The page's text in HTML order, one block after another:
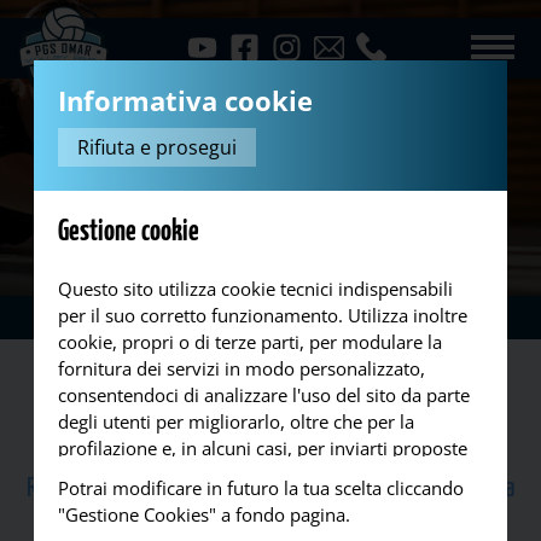
Squadre Femminili Under 13...
U13 Femminile
La squadra è guidata nel campionato PGS dal mister
Roberto Baldacci, allenatore di punta anche della nostra
prima divisione femminile
Informativa cookie
Rifiuta e prosegui
Gestione cookie
Questo sito utilizza cookie tecnici indispensabili
per il suo corretto funzionamento. Utilizza inoltre
cookie, propri o di terze parti, per modulare la
fornitura dei servizi in modo personalizzato,
consentendoci di analizzare l'uso del sito da parte
degli utenti per migliorarlo, oltre che per la
profilazione e, in alcuni casi, per inviarti proposte
o messaggi pubblicitari. Puoi accettare tutti i
cookie da noi utilizzati, o utilizzati da servizi di
terze parti che compaiono sulle pagine di questo
Potrai modificare in futuro la tua scelta cliccando
"Gestione Cookies" a fondo pagina.